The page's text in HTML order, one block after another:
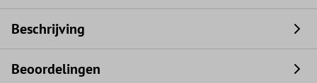
Beschrijving
Beoordelingen